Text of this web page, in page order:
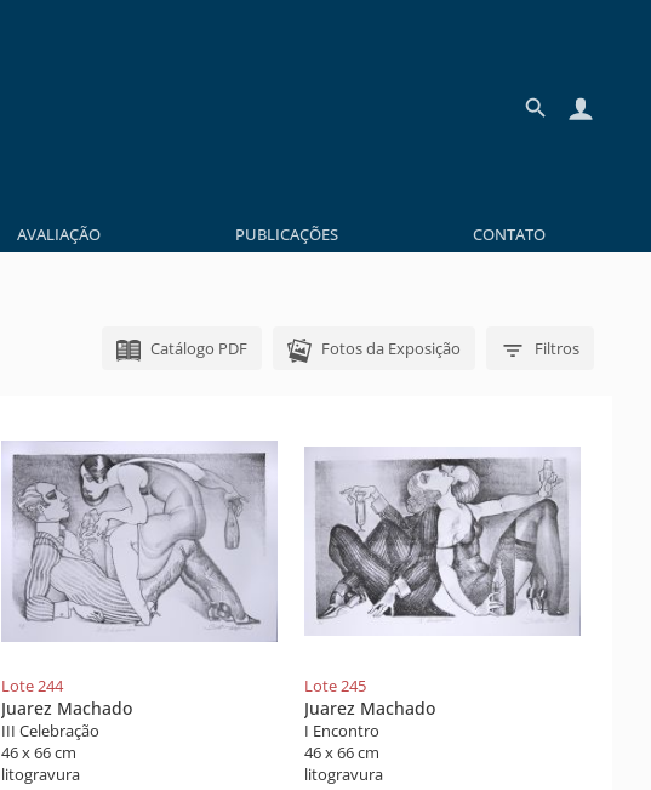
AVALIAÇÃO PUBLICAÇÕES CONTATO
Catálogo PDF Fotos da Exposição Filtros
Lote 244
Juarez Machado
III Celebração
46 x 66 cm
litogravura
Lote 245
Juarez Machado
I Encontro
46 x 66 cm
litogravura